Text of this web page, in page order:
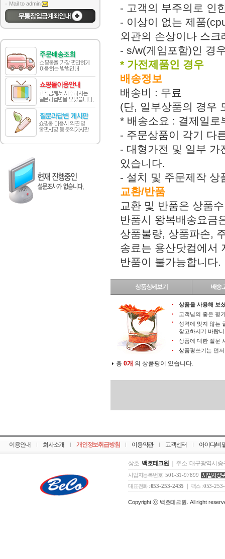
Mail to admin
- 고객의 부주의로 인
- 이상이 없는 제품
외관의 손상이나 스
- s/w(게임포함)인 경
* 가전제품인 경우
배송정보
배송비 : 무료
(단, 일부상품의 경우
* 배송소요 : 결제일로
- 주문상품이 각기 다
- 대형가전 및 일부 가
있습니다.
- 설치 및 주문제작 상
교환/반품
교환 및 반품은 상품
반품시 왕복배송요금
상품불량, 상품파손,
송료는 용산닷컴에서
반품이 불가능합니다.
상품상세보기 배송.
상품을 사용해 보
고객님의 좋은 평
성격에 맞지 않는
참고하시기 바랍
상품에 대한 질문
상품평쓰기는 먼
총 0개 의 상품평이 있습니다.
이용안내 회사소개 개인정보취급방침 이용약관 고객센터 아이디/비
상호 : 백호테크원 ｜ 주소 : 대구광역시
사업자등록번호 :501-31-97899
대표전화 :053-253-2435 ｜ 팩스 :053-
Copyright ⓒ 백호테크원. All right